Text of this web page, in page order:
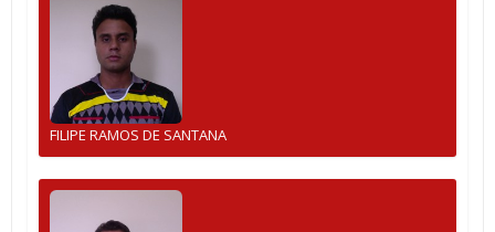
FILIPE RAMOS DE SANTANA